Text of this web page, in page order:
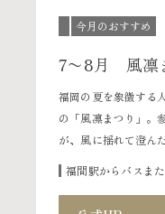
今月のおすすめ
7〜8月 風凛
福岡の夏を象徴する
の「風凛まつり」。
が、風に揺れて澄ん
福間駅からバスま